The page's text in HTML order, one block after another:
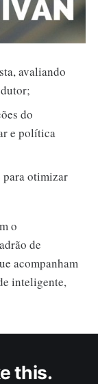
avaliando
do
e política
para otimizar
o
de
acompanham
inteligente,
this.